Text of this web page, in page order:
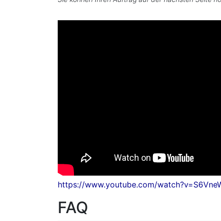
https://www.youtube.com/
FAQ